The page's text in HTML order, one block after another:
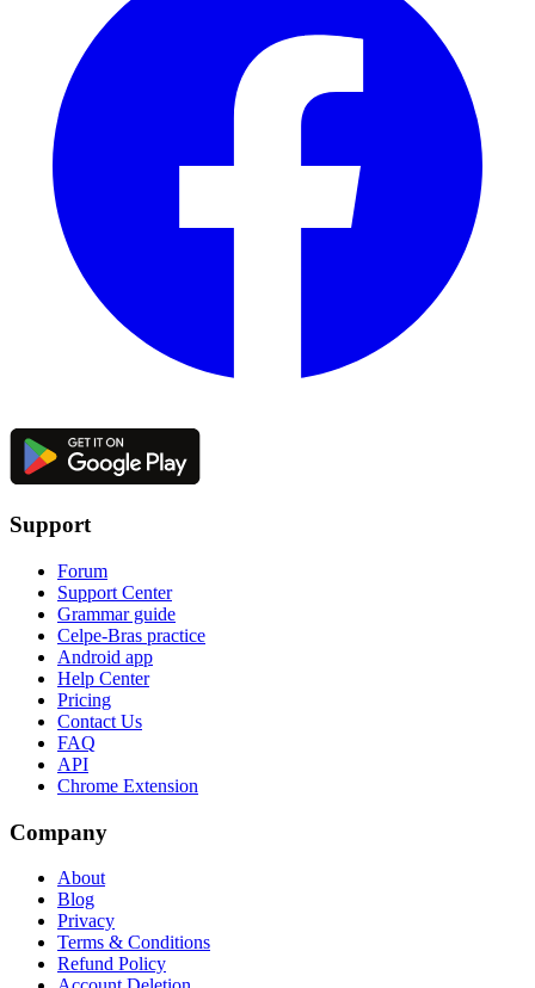
Support
Forum
Support Center
Grammar guide
Celpe-Bras practice
Android app
Help Center
Pricing
Contact Us
FAQ
API
Chrome Extension
Company
About
Blog
Privacy
Terms & Conditions
Refund Policy